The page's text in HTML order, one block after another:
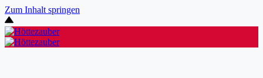
Zum Inhalt springen